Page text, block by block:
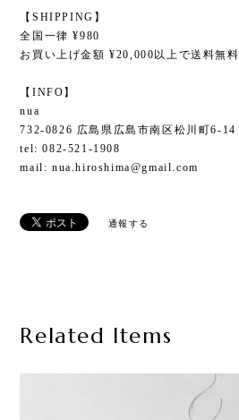
【SHIPPING】
全国一律 ¥980
お買い上げ金額 ¥20,000以上で送料無料
【INFO】
nua
732-0826 広島県広島市南区松川町6-14
tel: 082-521-1908
mail: nua.hiroshima@gmail.com
通報する
Related Items